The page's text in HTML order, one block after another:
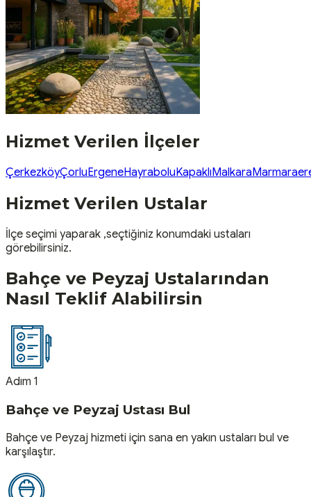
Hizmet Verilen İlçeler
ÇerkezköyÇorluErgeneHayraboluKapaklıMalkara
Hizmet Verilen Ustalar
İlçe seçimi yaparak ,seçtiğiniz konumdaki ustaları
görebilirsiniz.
Bahçe ve Peyzaj Ustalarından
Nasıl Teklif Alabilirsin
Adım 1
Bahçe ve Peyzaj Ustası Bul
Bahçe ve Peyzaj hizmeti için sana en yakın ustaları bul ve
karşılaştır.